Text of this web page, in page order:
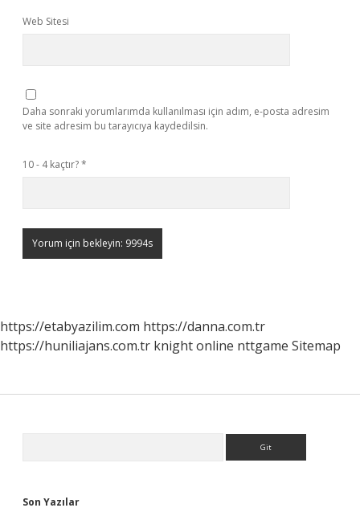
Web Sitesi
Daha sonraki yorumlarımda kullanılması için adım, e-posta adresim
ve site adresim bu tarayıcıya kaydedilsin.
10 - 4 kaçtır?*
https://etabyazilim.com https://danna.com.tr
https://huniliajans.com.tr knight online nttgame Sitemap
Son Yazılar